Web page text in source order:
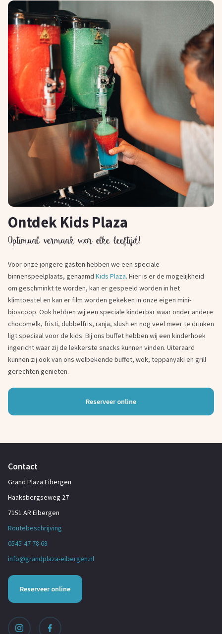
Ontdek Kids Plaza
Optimaal vermaak voor elke leeftijd!
Voor onze jongere gasten hebben we een speciale
binnenspeelplaats, genaamd Kids Plaza. Hier is er de mogelijkheid
om geschminkt te worden, kan er gespeeld worden in het
klimtoestel en kan er film worden gekeken in onze eigen mini-
bioscoop. Ook hebben wij een speciale kinderbar waar onder andere
chocomelk, fristi, dubbelfris, ranja, slush en nog veel meer te drinken
ligt speciaal voor de kids. Bij ons buffet hebben wij een kinderhoek
ingericht waar zij de lekkerste snacks kunnen vinden. Uiteraard
kunnen zij ook van ons welbekende buffet, wok, teppanyaki en grill
gerechten genieten.
Reserveer online
Contact
Grand Plaza Eibergen
Haaksbergseweg 27
7151 AR Eibergen
Routebeschrijving
0545-47 78 68
info@grandplaza-eibergen.nl
Reserveer online